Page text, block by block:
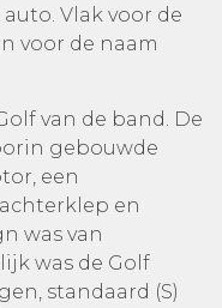
Vlak voor de
voor de naam
van de band. De
gebouwde
een
en
was van
was de Golf
standaard (S)